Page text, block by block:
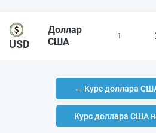
USD
Доллар
США
1
← Курс доллара
Курс доллара США